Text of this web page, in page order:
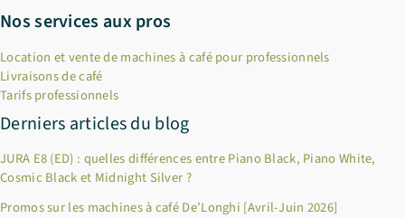
Nos services aux pros
Location et vente de machines à café pour professionnels
Livraisons de café
Tarifs professionnels
Derniers articles du blog
JURA E8 (ED) : quelles différences entre Piano Black, Piano White,
Cosmic Black et Midnight Silver ?
Promos sur les machines à café De’Longhi [Avril-Juin 2026]